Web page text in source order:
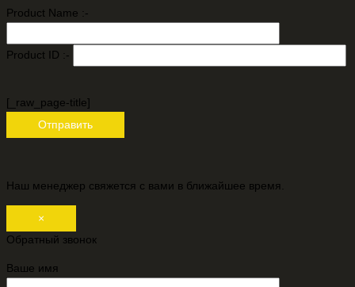
Product Name :-
Product ID :-
[_raw_page-title]
Наш менеджер свяжется с вами в ближайшее время.
×
Обратный звонок
Ваше имя